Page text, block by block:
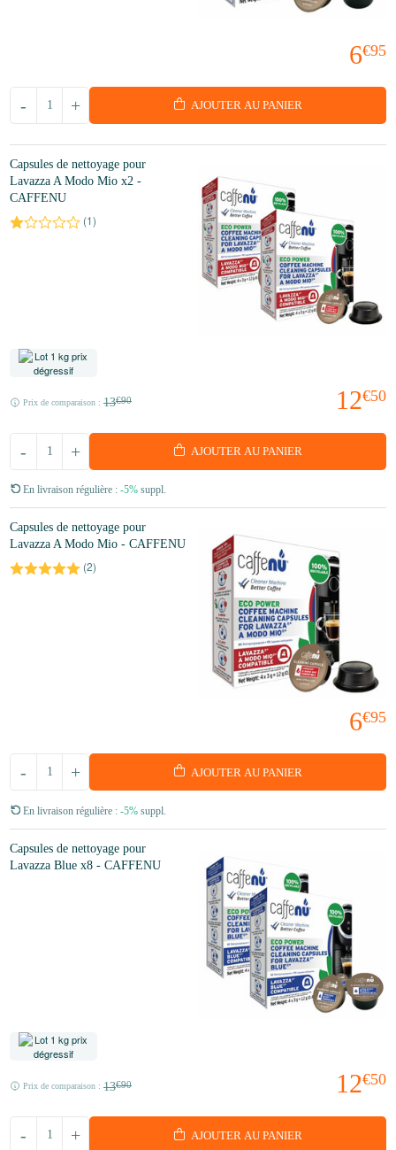
6€95
+
- AJOUTER AU PANIER
Capsules de nettoyage pour
Lavazza A Modo Mio x2 -
CAFFENU
(1)
12€50
Prix de comparaison : 13€90
+
- AJOUTER AU PANIER
En livraison régulière : -5% suppl.
Capsules de nettoyage pour
Lavazza A Modo Mio - CAFFENU
(2)
6€95
+
- AJOUTER AU PANIER
En livraison régulière : -5% suppl.
Capsules de nettoyage pour
Lavazza Blue x8 - CAFFENU
12€50
Prix de comparaison : 13€90
+
- AJOUTER AU PANIER